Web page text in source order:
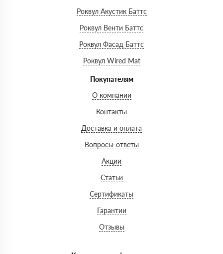
Роквул Акустик Баттс
Роквул Венти Баттс
Роквул Фасад Баттс
Роквул Wired Mat
Покупателям
О компании
Контакты
Доставка и оплата
Вопросы-ответы
Акции
Статьи
Сертификаты
Гарантии
Отзывы